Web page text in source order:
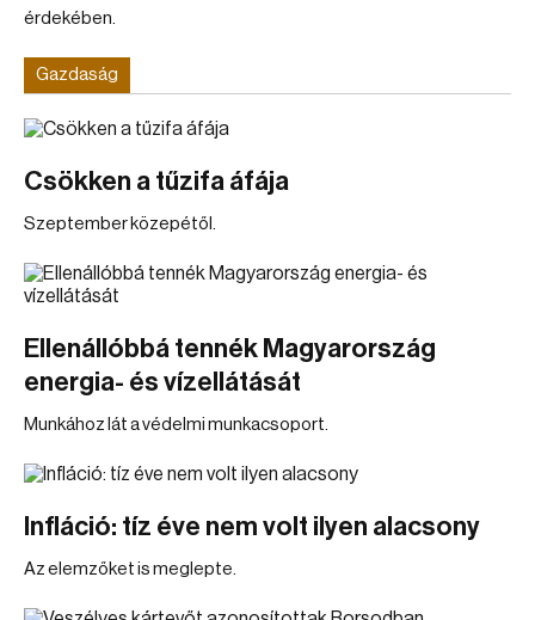
érdekében.
Gazdaság
Csökken a tűzifa áfája
Szeptember közepétől.
Ellenállóbbá tennék Magyarország
energia- és vízellátását
Munkához lát a védelmi munkacsoport.
Infláció: tíz éve nem volt ilyen alacsony
Az elemzőket is meglepte.